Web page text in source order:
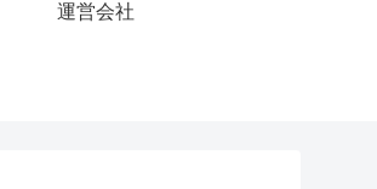
運営会社